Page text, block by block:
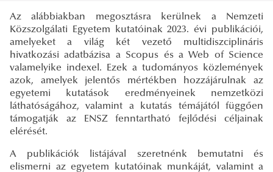
Az alábbiakban megosztásra kerülnek a Nemzeti
Közszolgálati Egyetem kutatóinak 2023. évi publikációi,
amelyeket a világ két vezető multidiszciplináris
hivatkozási adatbázisa a Scopus és a Web of Science
valamelyike indexel. Ezek a tudományos közlemények
azok, amelyek jelentős mértékben hozzájárulnak az
egyetemi kutatások eredményeinek nemzetközi
láthatóságához, valamint a kutatás témájától függően
támogatják az ENSZ fenntartható fejlődési céljainak
elérését.
A publikációk listájával szeretnénk bemutatni és
elismerni az egyetem kutatóinak munkáját, valamint a